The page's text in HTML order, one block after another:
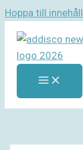
Hoppa till innehåll